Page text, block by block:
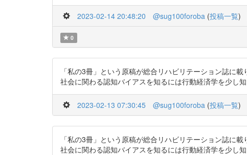
2023-02-14 20:48:20 @sug100foroba (投稿一覧)
0
「私の3冊」という原稿が総合リハビリテーション誌に
社会に関わる認知バイアスを知るには行動経済学を少し
2023-02-13 07:30:45 @sug100foroba (投稿一覧)
「私の3冊」という原稿が総合リハビリテーション誌に
社会に関わる認知バイアスを知るには行動経済学を少し